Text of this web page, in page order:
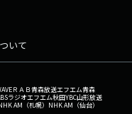
いて
ＲＡＢ青森放送エフエム青森
ラジオエフエム秋田YBC山形放送
AM（札幌） NHK AM（仙台）